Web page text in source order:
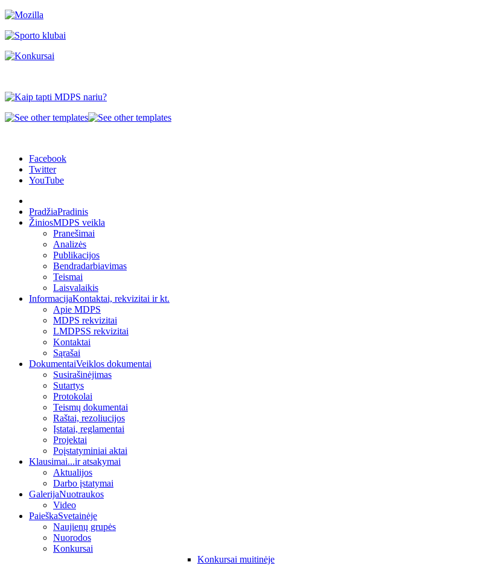
Facebook
Twitter
YouTube
PradžiaPradinis
ŽiniosMDPS veikla
Pranešimai
Analizės
Publikacijos
Bendradarbiavimas
Teismai
Laisvalaikis
InformacijaKontaktai, rekvizitai ir kt.
Apie MDPS
MDPS rekvizitai
LMDPSS rekvizitai
Kontaktai
Sąrašai
DokumentaiVeiklos dokumentai
Susirašinėjimas
Sutartys
Protokolai
Teismų dokumentai
Raštai, rezoliucijos
Įstatai, reglamentai
Projektai
Poįstatyminiai aktai
Klausimai...ir atsakymai
Aktualijos
Darbo įstatymai
GalerijaNuotraukos
Video
PaieškaSvetainėje
Naujienų grupės
Nuorodos
Konkursai
Konkursai muitinėje